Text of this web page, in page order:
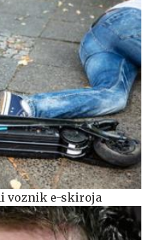
voznik e-skiroja